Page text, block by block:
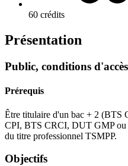
60 crédits
Présentation
Public, conditions
Prérequis
Être titulaire d'un bac + 2
CPI, BTS CRCI, DUT GMP ou
du titre professionnel TSMPP.
Objectifs